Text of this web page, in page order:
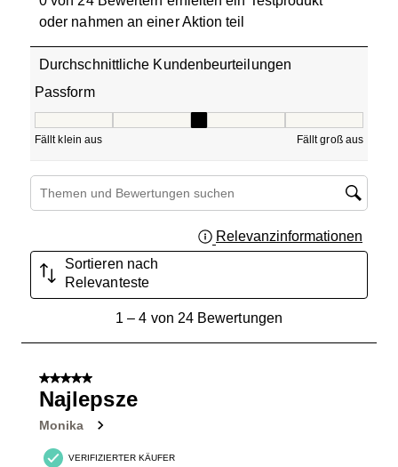
oder nahmen an einer Aktion teil
Durchschnittliche Kundenbeurteilungen
Passform
Fällt klein aus Fällt groß aus
Suchthemen und Bewertungen Suchregion
Relevanzinformationen
Sortieren nach
Relevanteste
von
Bewertungen.
1 – 4 von 24 Bewertungen
5 von 5 Sternen.
Najlepsze
Monika
VERIFIZIERTER KÄUFER